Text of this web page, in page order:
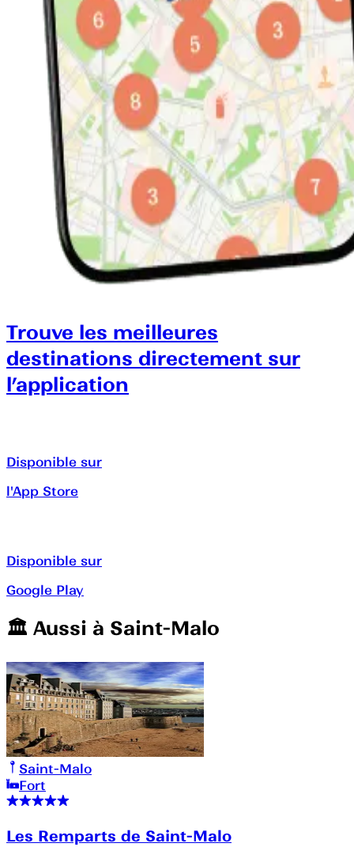
Trouve les meilleures
destinations directement sur
l’application
Disponible sur
l'App Store
Disponible sur
Google Play
🏛️️ Aussi à Saint-Malo
Saint-Malo
Fort
Les Remparts de Saint-Malo